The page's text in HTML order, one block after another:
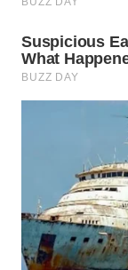
DEPOK
SAMOSIR
WN
PADANG